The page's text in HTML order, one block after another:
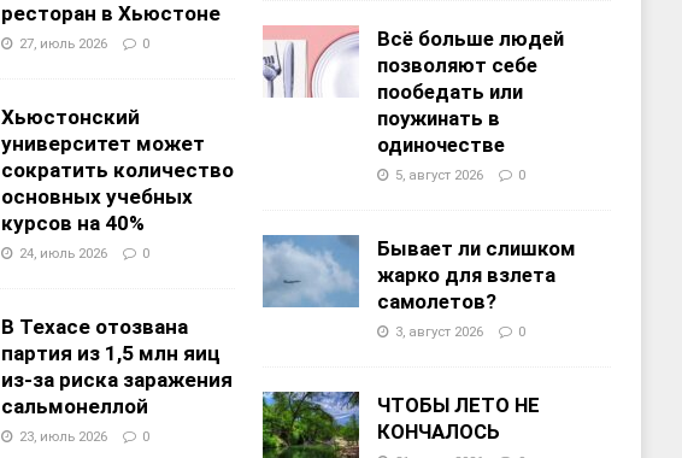
ресторан в Хьюстоне
27, июль 2026 0
Хьюстонский
университет может
сократить количество
основных учебных
курсов на 40%
24, июль 2026 0
В Техасе отозвана
партия из 1,5 млн яиц
из-за риска заражения
сальмонеллой
23, июль 2026 0
Всё больше людей
позволяют себе
пообедать или
поужинать в
одиночестве
5, август 2026 0
Бывает ли слишком
жарко для взлета
самолетов?
3, август 2026 0
ЧТОБЫ ЛЕТО НЕ
КОНЧАЛОСЬ